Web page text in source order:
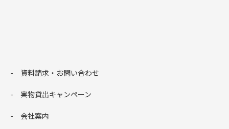
資料請求・お問い合わせ
実物貸出キャンペーン
会社案内